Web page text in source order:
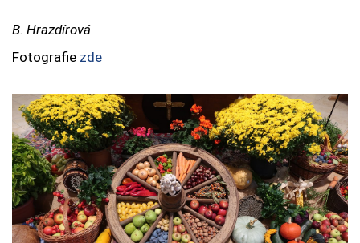
B. Hrazdírová
Fotografie zde